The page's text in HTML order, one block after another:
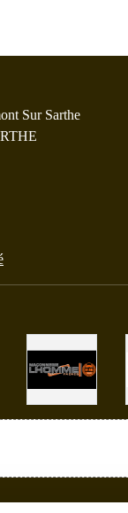
Sur Sarthe